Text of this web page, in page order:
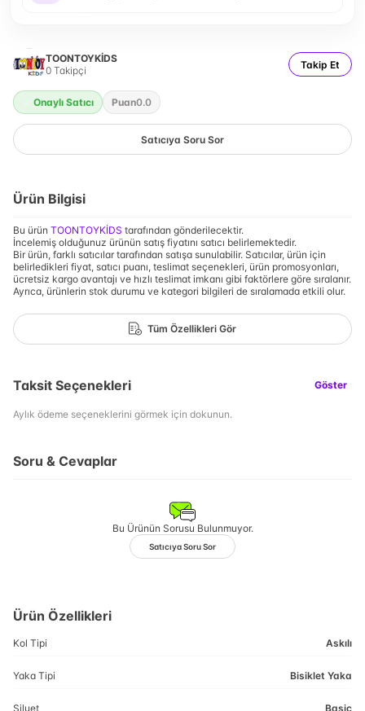
TOONTOYKİDS
0 Takipçi Takip Et
Onaylı Satıcı Puan0.0
Satıcıya Soru Sor
Ürün Bilgisi
Bu ürün TOONTOYKİDS tarafından gönderilecektir.
İncelemiş olduğunuz ürünün satış fiyatını satıcı belirlemektedir.
Bir ürün, farklı satıcılar tarafından satışa sunulabilir. Satıcılar, ürün için
belirledikleri fiyat, satıcı puanı, teslimat seçenekleri, ürün promosyonları,
ücretsiz kargo avantajı ve hızlı teslimat imkanı gibi faktörlere göre sıralanır.
Ayrıca, ürünlerin stok durumu ve kategori bilgileri de sıralamada etkili olur.
Tüm Özellikleri Gör
Taksit Seçenekleri Göster
Aylık ödeme seçeneklerini görmek için dokunun.
Soru & Cevaplar
Bu Ürünün Sorusu Bulunmuyor.
Satıcıya Soru Sor
Ürün Özellikleri
Kol Tipi Askılı
Yaka Tipi Bisiklet Yaka
Siluet Basic